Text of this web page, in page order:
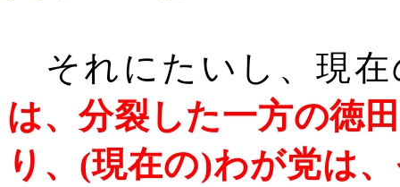
それにたいし、現在
は、分裂した一方の徳
り、 (現在の)わが党は